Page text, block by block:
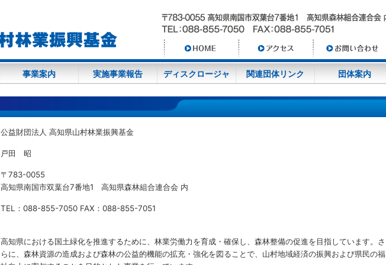
事業案内 実施事業報告 ディスクロージャ 関連団体リンク 団体案内
公益財団法人 高知県山村林業振興基金
戸田 昭
〒783-0055
高知県南国市双葉台7番地1 高知県森林組合連合会 内
TEL：088-855-7050 FAX：088-855-7051
高知県における国土緑化を推進するために、林業労働力を育成・確保し、森林整備の促進を目指しています。さ
らに、森林資源の造成および森林の公益的機能の拡充・強化を図ることで、山村地域経済の振興および県民の福